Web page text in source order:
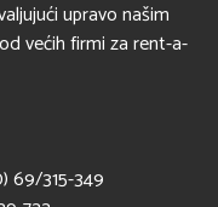
upravo našim
većih firmi za rent-a-
69/315-349